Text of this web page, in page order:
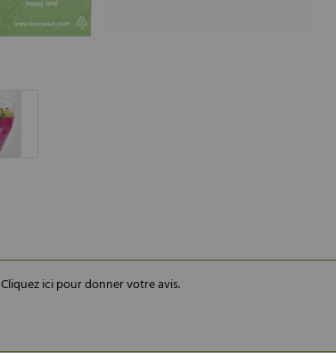
Cliquez ici pour donner votre avis.